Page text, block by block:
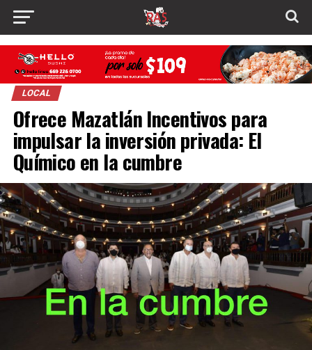
LOCAL
Ofrece Mazatlán Incentivos para
impulsar la inversión privada: El
Químico en la cumbre